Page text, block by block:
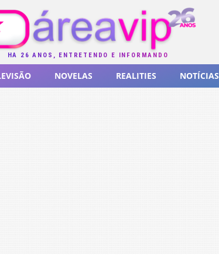
HÁ 26 ANOS, ENTRETENDO E INFORMANDO
NOVELAS REALITIES NOTÍCIAS